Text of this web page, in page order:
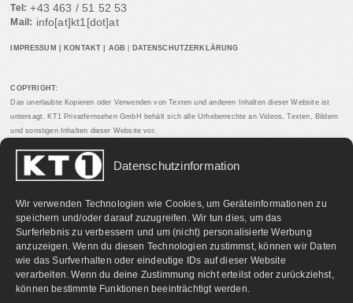
Datenschutzinformation
Wir verwenden Technologien wie Cookies, um Geräteinformationen zu
speichern und/oder darauf zuzugreifen. Wir tun dies, um das
Surferlebnis zu verbessern und um (nicht) personalisierte Werbung
anzuzeigen. Wenn du diesen Technologien zustimmst, können wir Daten
wie das Surfverhalten oder eindeutige IDs auf dieser Website
verarbeiten. Wenn du deine Zustimmung nicht erteilst oder zurückziehst,
können bestimmte Funktionen beeinträchtigt werden.
Tel: +43 463 / 51 52 53
Mail: info[at]kt1[dot]at
IMPRESSUM KONTAKT AGB DATENSCHUTZERKLÄRUNG
COPYRIGHT:
Das unerlaubte Kopieren oder Verwenden von Texten und anderen Inhalten dieser Website ist
untersagt. KT1 Privatfernsehen GmbH behält sich alle Urheberrechte an Videos, Texten, Bildern
und sonstigen Inhalten dieser Website vor.
PARTNERLINKS: